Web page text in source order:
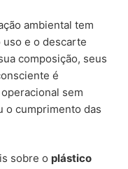
ambiental tem
uso e o descarte
composição, seus
é
sem
o cumprimento das
sobre o plástico